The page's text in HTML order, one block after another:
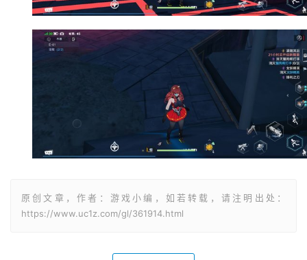
原创文章，作者：游戏小编，如若转载，请注明出处：
https://www.uc1z.com/gl/361914.html